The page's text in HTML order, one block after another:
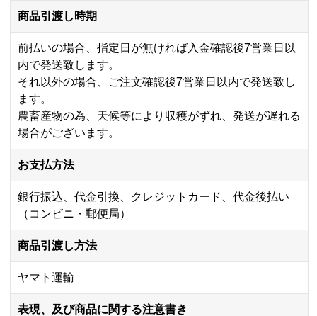
商品引渡し時期
前払いの場合、指定日が無ければ入金確認後7営業日以
内で発送致します。
それ以外の場合、ご注文確認後7営業日以内で発送致し
ます。
農畜産物の為、天候等により収穫がずれ、発送が遅れる
場合がございます。
お支払方法
銀行振込、代金引換、クレジットカード、代金後払い
（コンビニ・郵便局）
商品引渡し方法
ヤマト運輸
表現、及び商品に関する注意書き